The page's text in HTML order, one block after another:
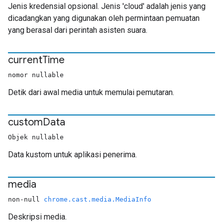
Jenis kredensial opsional. Jenis 'cloud' adalah jenis yang
dicadangkan yang digunakan oleh permintaan pemuatan
yang berasal dari perintah asisten suara.
currentTime
nomor nullable
Detik dari awal media untuk memulai pemutaran.
customData
Objek nullable
Data kustom untuk aplikasi penerima.
media
non-null chrome.cast.media.MediaInfo
Deskripsi media.